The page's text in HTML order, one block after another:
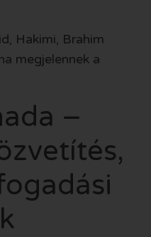
Hakimi, Brahim
megjelennek a
–